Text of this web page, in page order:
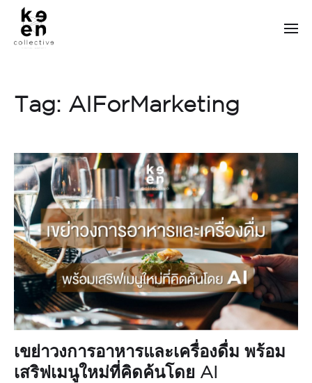
Tag: AIForMarketing
เขย่าวงการอาหารและเครื่องดื่ม พร้อม
เสริฟเมนูใหม่ที่คิดค้นโดย AI